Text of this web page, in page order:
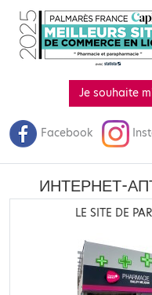
Je souhaite
Facebook
ИНТЕРНЕТ-
LE SITE DE